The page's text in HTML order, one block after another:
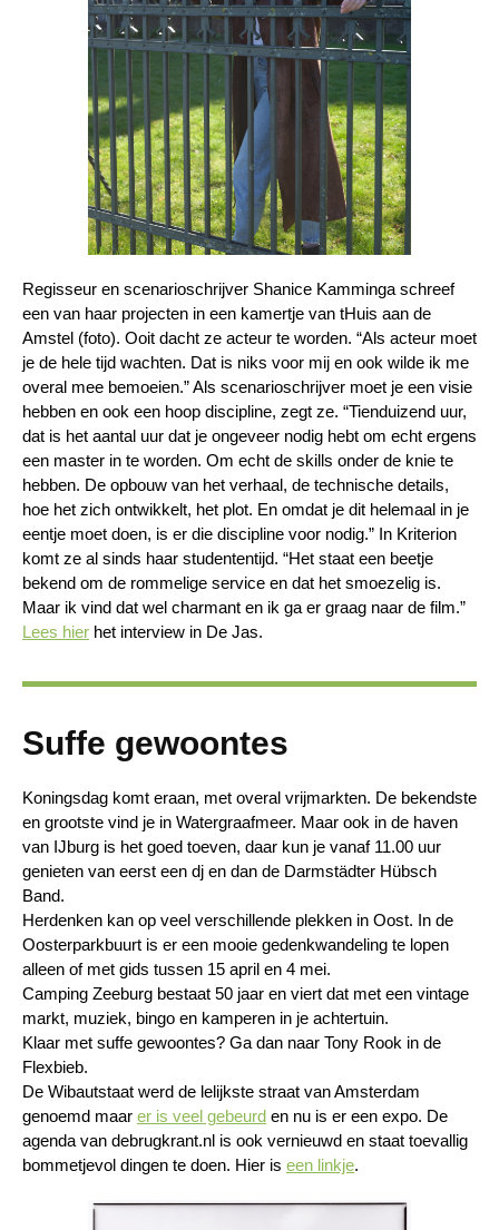
Regisseur en scenarioschrijver Shanice Kamminga schreef
een van haar projecten in een kamertje van tHuis aan de
Amstel (foto). Ooit dacht ze acteur te worden. “Als acteur moet
je de hele tijd wachten. Dat is niks voor mij en ook wilde ik me
overal mee bemoeien.” Als scenarioschrijver moet je een visie
hebben en ook een hoop discipline, zegt ze. “Tienduizend uur,
dat is het aantal uur dat je ongeveer nodig hebt om echt ergens
een master in te worden. Om echt de skills onder de knie te
hebben. De opbouw van het verhaal, de technische details,
hoe het zich ontwikkelt, het plot. En omdat je dit helemaal in je
eentje moet doen, is er die discipline voor nodig.” In Kriterion
komt ze al sinds haar studententijd. “Het staat een beetje
bekend om de rommelige service en dat het smoezelig is.
Maar ik vind dat wel charmant en ik ga er graag naar de film.”
Lees hier het interview in De Jas.
Suffe gewoontes
Koningsdag komt eraan, met overal vrijmarkten. De bekendste
en grootste vind je in Watergraafmeer. Maar ook in de haven
van IJburg is het goed toeven, daar kun je vanaf 11.00 uur
genieten van eerst een dj en dan de Darmstädter Hübsch
Band.
Herdenken kan op veel verschillende plekken in Oost. In de
Oosterparkbuurt is er een mooie gedenkwandeling te lopen
alleen of met gids tussen 15 april en 4 mei.
Camping Zeeburg bestaat 50 jaar en viert dat met een vintage
markt, muziek, bingo en kamperen in je achtertuin.
Klaar met suffe gewoontes? Ga dan naar Tony Rook in de
Flexbieb.
De Wibautstaat werd de lelijkste straat van Amsterdam
genoemd maar er is veel gebeurd en nu is er een expo. De
agenda van debrugkrant.nl is ook vernieuwd en staat toevallig
bommetjevol dingen te doen. Hier is een linkje.